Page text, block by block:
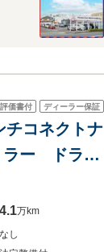
価書付 ディーラー保証
コネクトナ
ラー ドラレ
4.1万km
なし